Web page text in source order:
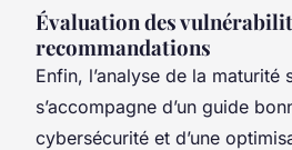
Évaluation des
recommandations
Enfin, l’analyse de la maturité
s’accompagne d’un guide
cybersécurité et d’une